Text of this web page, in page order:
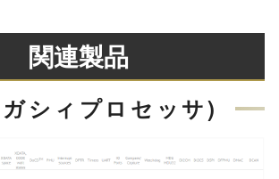
関連製品
シィプロセッサ)